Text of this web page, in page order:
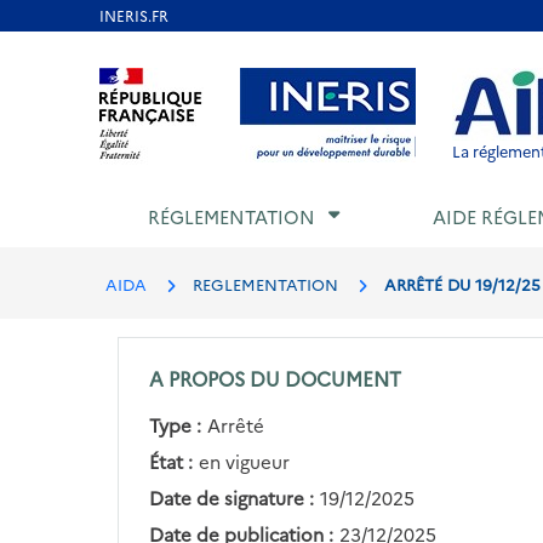
Aller au contenu Aller au menu Aller au
La
RÉGLEMENTATION AIDE
AIDA REGLEMENTATION ARRÊTÉ DU 19/12/
A PROPOS DU DOCUMENT
Type : Arrêté
État : en vigueur
Date de signature : 19/12/2025
Date de publication : 23/12/2025